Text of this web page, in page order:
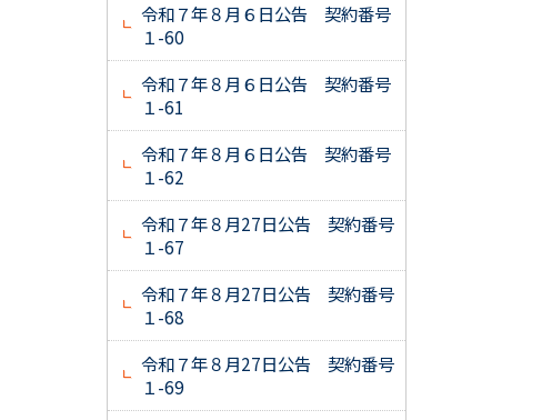
令和７年８月６日公告 契約番号
１-60
令和７年８月６日公告 契約番号
１-61
令和７年８月６日公告 契約番号
１-62
令和７年８月27日公告 契約番号
１-67
令和７年８月27日公告 契約番号
１-68
令和７年８月27日公告 契約番号
１-69